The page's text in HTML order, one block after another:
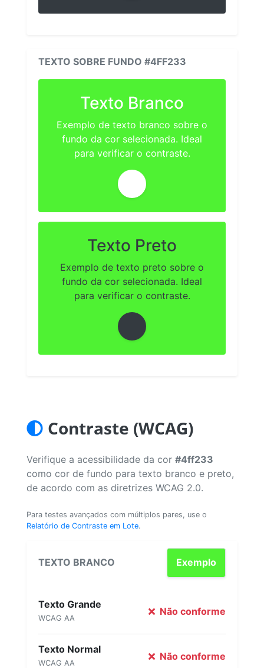
TEXTO SOBRE FUNDO #4FF233
Texto Branco
Exemplo de texto branco sobre o
fundo da cor selecionada. Ideal
para verificar o contraste.
Texto Preto
Exemplo de texto preto sobre o
fundo da cor selecionada. Ideal
para verificar o contraste.
Contraste (WCAG)
Verifique a acessibilidade da cor #4ff233
como cor de fundo para texto branco e preto,
de acordo com as diretrizes WCAG 2.0.
Para testes avançados com múltiplos pares, use o
Relatório de Contraste em Lote.
TEXTO BRANCO Exemplo
Texto Grande
WCAG AA
Não conforme
Texto Normal
WCAG AA
Não conforme